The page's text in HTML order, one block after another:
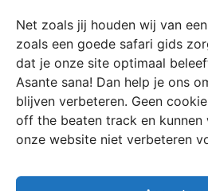
Net zoals jij houden wij van
zoals een goede safari gids
dat je onze site optimaal
Asante sana! Dan help je ons
blijven verbeteren. Geen
off the beaten track en kunnen
onze website niet verbeteren
en een fantastisch uitzicht over
kun je genieten van safari's,
lekker relaxen.